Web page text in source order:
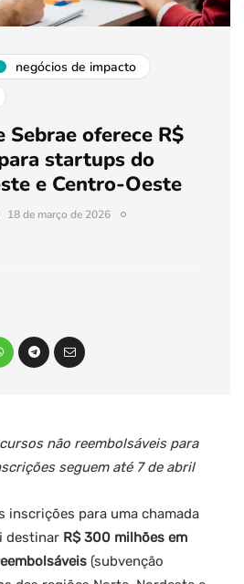
negócios de impacto
Sebrae oferece R$
startups do
e Centro-Oeste
18 de março de 2026
não reembolsáveis para
seguem até 7 de abril
inscrições para uma chamada
destinar R$ 300 milhões em
(subvenção